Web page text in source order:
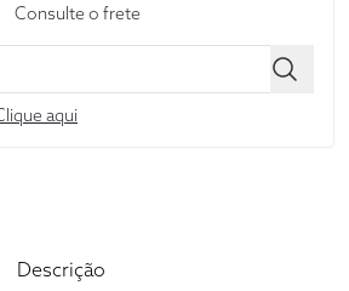
Consulte o frete
aqui
Descrição